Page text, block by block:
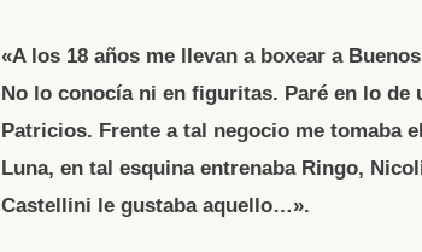
«A los 18 años me llevan a boxear a
No lo conocía ni en figuritas. Paré en lo de
Patricios. Frente a tal negocio me tomaba
Luna, en tal esquina entrenaba Ringo,
Castellini le gustaba aquello…».